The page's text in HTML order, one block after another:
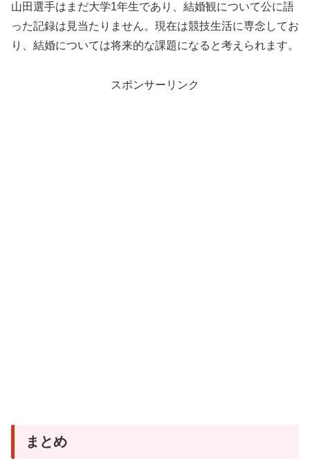
山田選手はまだ大学1年生であり、結婚観について公に語
った記録は見当たりません。現在は競技生活に専念してお
り、結婚については将来的な課題になると考えられます。
スポンサーリンク
まとめ